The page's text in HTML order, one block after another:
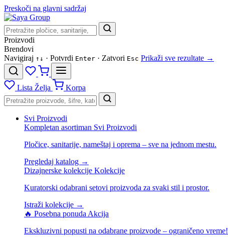
Preskoči na glavni sadržaj
Proizvodi
Brendovi
Navigiraj ↑ ↓ · Potvrdi Enter · Zatvori Esc Prikaži sve rezultate →
Lista Želja Korpa
Svi Proizvodi
Kompletan asortiman Svi Proizvodi
Pločice, sanitarije, nameštaj i oprema – sve na jednom mestu.
Pregledaj katalog →
Dizajnerske kolekcije Kolekcije
Kuratorski odabrani setovi proizvoda za svaki stil i prostor.
Istraži kolekcije →
🔥 Posebna ponuda Akcija
Ekskluzivni popusti na odabrane proizvode – ograničeno vreme!